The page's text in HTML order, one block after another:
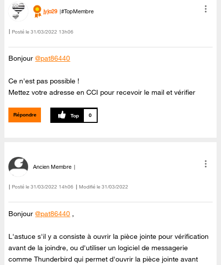
jyjo29 #TopMembre
Posté le ‎31/03/2022 13h06
Bonjour@pat86440
Ce n'est pas possible !
Mettez votre adresse en CCI pour recevoir le mail et vérifier
Répondre 0
Ancien Membre
Posté le ‎31/03/2022 14h06 Modifié le 31/03/2022
Bonjour@pat86440 ,
L'astuce s'il y a consiste à ouvrir la pièce jointe pour vérification
avant de la joindre, ou d'utiliser un logiciel de messagerie
comme Thunderbird qui permet d'ouvrir la pièce jointe avant